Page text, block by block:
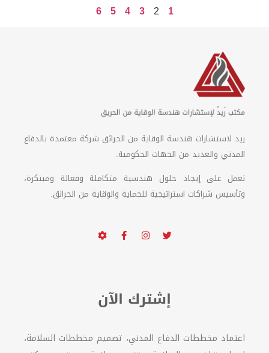
1
2
3
4
5
6
ريد لاستشارات هندسة الوقاية من الحرائق شركة معتمدة بالدفاع
المدني والعديد من الجهات الحكومية.
تعمل على إيجاد حلول هندسية متكاملة وفعالة ومبتكرة،
وتأسيس شراكات استراتيجية للحماية والوقاية من الحرائق.
إشترك الآن
اعتماد مخططات الدفاع المدني، تصميم مخططات السلامة،